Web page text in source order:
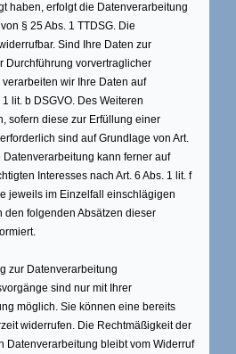
haben, erfolgt die Datenverarbeitung
§ 25 Abs. 1 TTDSG. Die
Sind Ihre Daten zur
Durchführung vorvertraglicher
wir Ihre Daten auf
lit. b DSGVO. Des Weiteren
sofern diese zur Erfüllung einer
sind auf Grundlage von Art.
Datenverarbeitung kann ferner auf
Interesses nach Art. 6 Abs. 1 lit. f
jeweils im Einzelfall einschlägigen
den folgenden Absätzen dieser
zur Datenverarbeitung
sind nur mit Ihrer
möglich. Sie können eine bereits
widerrufen. Die Rechtmäßigkeit der
Datenverarbeitung bleibt vom Widerruf